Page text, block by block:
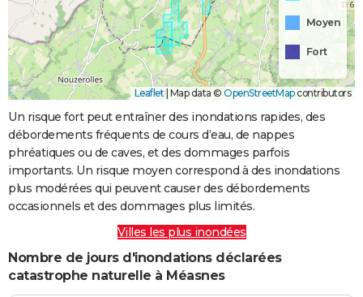
Moyen
Fort
Leaflet| Map data © OpenStreetMapcontributors
Un risque fort peut entraîner des inondations rapides, des
débordements fréquents de cours d’eau, de nappes
phréatiques ou de caves, et des dommages parfois
importants. Un risque moyen correspond à des inondations
plus modérées qui peuvent causer des débordements
occasionnels et des dommages plus limités.
Villes les plus inondées
Nombre de jours d'inondations déclarées
catastrophe naturelle à Méasnes